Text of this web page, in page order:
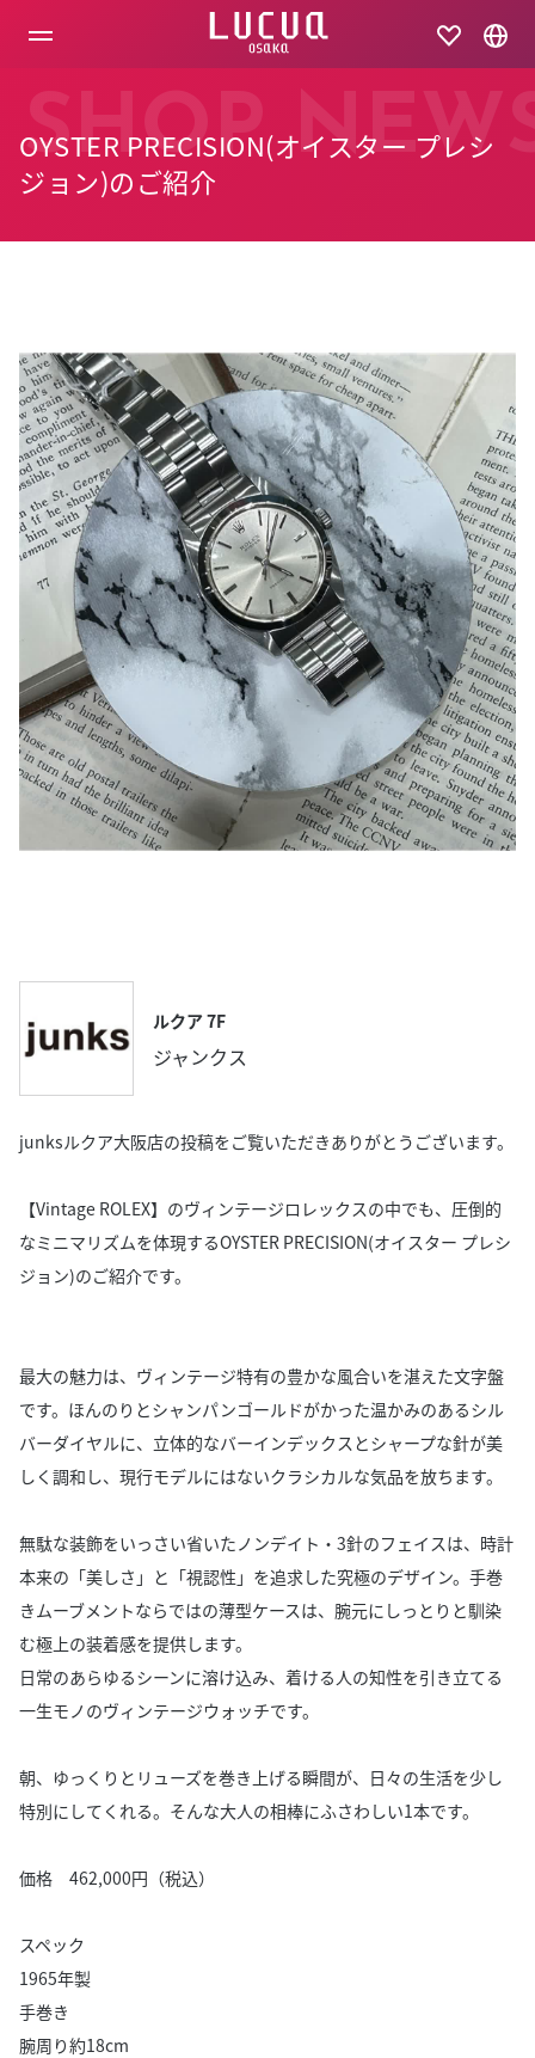
OYSTER PRECISION(オイスター プレシ
ジョン)のご紹介
SHOP
ルクア 7F
ジャンクス
junksルクア大阪店の投稿をご覧いただきありがとうございます。
【Vintage ROLEX】のヴィンテージロレックスの中でも、圧倒的
なミニマリズムを体現するOYSTER PRECISION(オイスター プレシ
ジョン)のご紹介です。
最大の魅力は、ヴィンテージ特有の豊かな風合いを湛えた文字盤
です。ほんのりとシャンパンゴールドがかった温かみのあるシル
バーダイヤルに、立体的なバーインデックスとシャープな針が美
しく調和し、現行モデルにはないクラシカルな気品を放ちます。
無駄な装飾をいっさい省いたノンデイト・3針のフェイスは、時計
本来の「美しさ」と「視認性」を追求した究極のデザイン。手巻
きムーブメントならではの薄型ケースは、腕元にしっとりと馴染
む極上の装着感を提供します。
日常のあらゆるシーンに溶け込み、着ける人の知性を引き立てる
一生モノのヴィンテージウォッチです。
朝、ゆっくりとリューズを巻き上げる瞬間が、日々の生活を少し
特別にしてくれる。そんな大人の相棒にふさわしい1本です。
価格 462,000円（税込）
スペック
1965年製
手巻き
腕周り約18cm